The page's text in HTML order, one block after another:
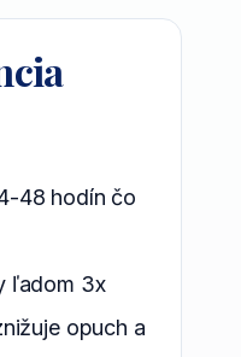
48 hodín čo
ľadom 3x
opuch a